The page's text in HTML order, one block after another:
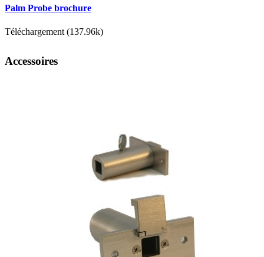
Palm Probe brochure
Téléchargement (137.96k)
Accessoires